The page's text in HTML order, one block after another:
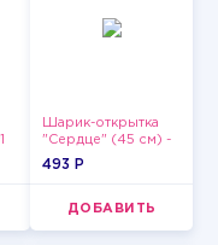
Шарик-открытка
"Сердце" (45 см) -
2
493 P
ДОБАВИТЬ